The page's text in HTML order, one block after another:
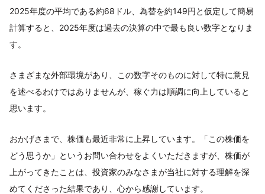
2025年度の平均である約68ドル、為替を約149円と仮定して簡易
計算すると、2025年度は過去の決算の中で最も良い数字となりま
す。
さまざまな外部環境があり、この数字そのものに対して特に意見
を述べるわけではありませんが、稼ぐ力は順調に向上していると
思います。
おかげさまで、株価も最近非常に上昇しています。「この株価を
どう思うか」というお問い合わせをよくいただきますが、株価が
上がってきたことは、投資家のみなさまが当社に対する理解を深
めてくださった結果であり、心から感謝しています。